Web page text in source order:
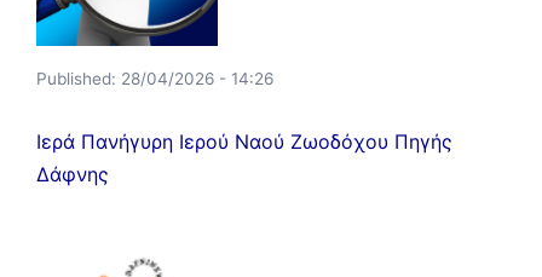
Published: 28/04/2026 - 14:26
Ιερά Πανήγυρη Ιερού Ναού Ζωοδόχου Πηγής
Δάφνης